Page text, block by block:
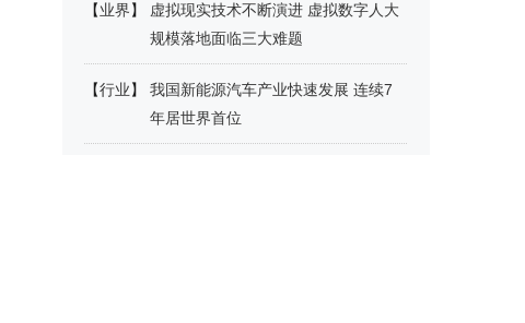
【业界】
虚拟现实技术不断演进 虚拟数字人大
规模落地面临三大难题
【行业】
我国新能源汽车产业快速发展 连续7
年居世界首位